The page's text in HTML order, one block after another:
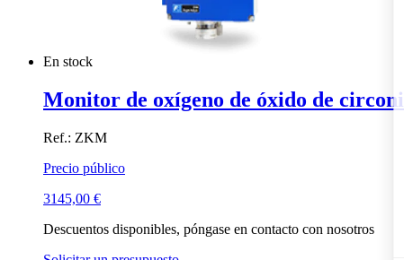
En stock
Monitor de oxígeno de óxido de
Ref.: ZKM
Precio público
3145,00 €
Descuentos disponibles, póngase en contacto con nosotros